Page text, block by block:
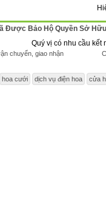
Được Bảo Hộ Quyền Sở Hữu
Quý vị có nhu cầu kết
chuyển, giao nhận
hoa cưới dịch vụ điện hoa cửa